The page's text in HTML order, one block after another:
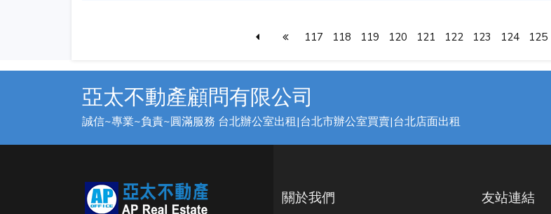
117 118 119 120 121 122 123 124 125
亞太不動產顧問有限公司
誠信~專業~負責~圓滿服務 台北辦公室出租|台北市辦公室買賣|台北店面出租
關於我們 友站連結